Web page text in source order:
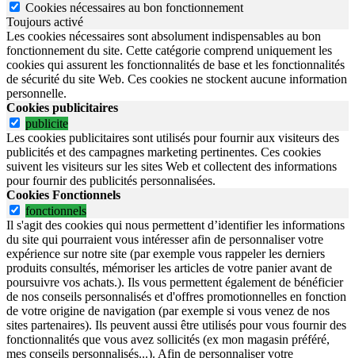
Cookies nécessaires au bon fonctionnement
Toujours activé
Les cookies nécessaires sont absolument indispensables au bon
fonctionnement du site. Cette catégorie comprend uniquement les
cookies qui assurent les fonctionnalités de base et les fonctionnalités
de sécurité du site Web. Ces cookies ne stockent aucune information
personnelle.
Cookies publicitaires
publicite
Les cookies publicitaires sont utilisés pour fournir aux visiteurs des
publicités et des campagnes marketing pertinentes. Ces cookies
suivent les visiteurs sur les sites Web et collectent des informations
pour fournir des publicités personnalisées.
Cookies Fonctionnels
fonctionnels
Il s'agit des cookies qui nous permettent d’identifier les informations
du site qui pourraient vous intéresser afin de personnaliser votre
expérience sur notre site (par exemple vous rappeler les derniers
produits consultés, mémoriser les articles de votre panier avant de
poursuivre vos achats.). Ils vous permettent également de bénéficier
de nos conseils personnalisés et d'offres promotionnelles en fonction
de votre origine de navigation (par exemple si vous venez de nos
sites partenaires). Ils peuvent aussi être utilisés pour vous fournir des
fonctionnalités que vous avez sollicités (ex mon magasin préféré,
mes conseils personnalisés...). Afin de personnaliser votre